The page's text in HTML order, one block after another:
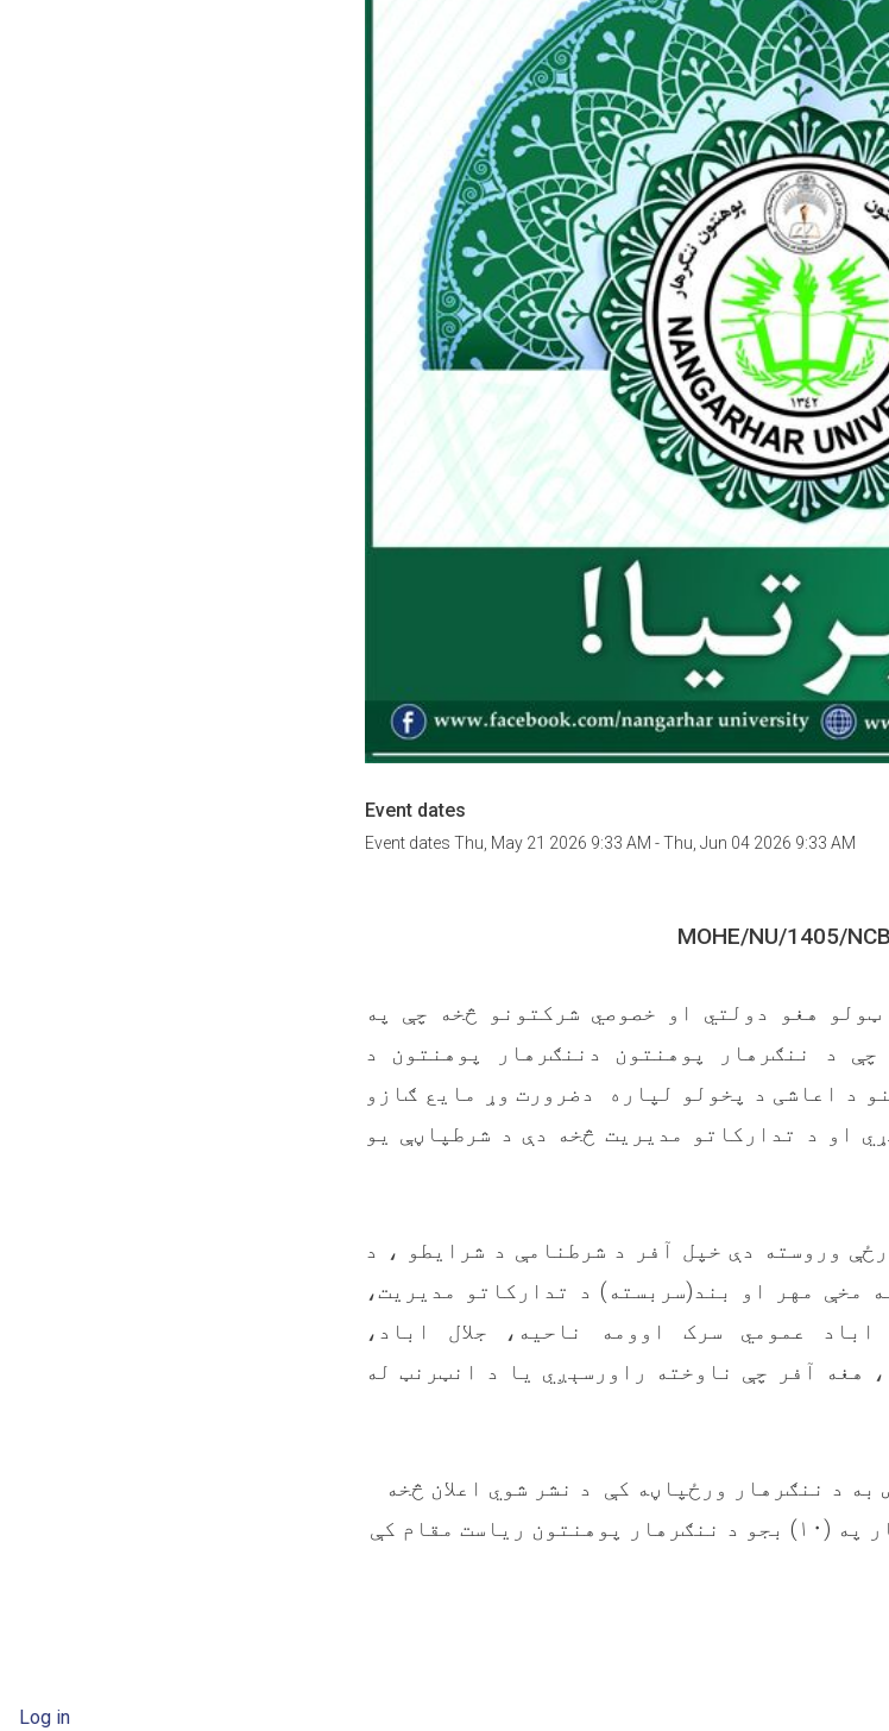
Event dates
Event dates Thu, May 21 2026 9:33 AM -Thu, Jun 04 2026 9:33 AM
ټولو هغو دولتي او خصوصي شرکتونو څخه چې په
د ننګرهار پوهنتون دننګرهار پوهنتون د
د اعاشی د پخولو لپاره دضرورت وړ مايع ګازو
او د تدارکاتو مديريت څخه دې د شرطپاڼې يو
(۲۱) تقويمي ورځې وروسته دې خپل آفر د شرطنامې د شرايطو ، د
مخې مهر او بند(سربسته) د تدارکاتو مديريت،
اباد عمومي سرک اوومه ناحيه، جلال اباد،
هغه آفر چې ناوخته راورسېږي يا د انټرنټ له
د ننګرهار ورځپاڼه کې د نشر شوي اعلان څخه
وروسته په (۲۲) تقويمي ورځ د سهار په (۱۰) بجو د ننګرهار پوهنتون رياست مقام کې
User account menu
Log in